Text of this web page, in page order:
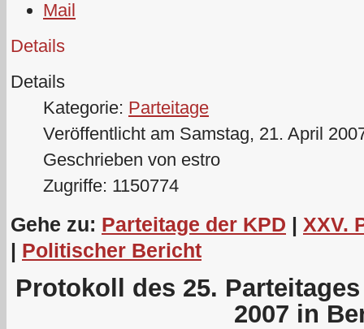
Details
Details
Kategorie: Parteitage
Veröffentlicht am Samstag, 21. April
Geschrieben von estro
Zugriffe: 1150774
Gehe zu: Parteitage der KPD | XXV.
| Politischer Bericht
Protokoll des 25.
2007 in